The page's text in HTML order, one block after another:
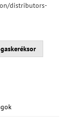
distributors-